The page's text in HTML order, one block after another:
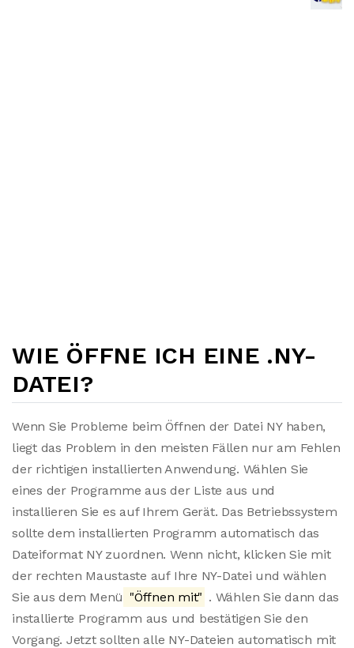
WIE ÖFFNE ICH EINE .NY-
DATEI?
Wenn Sie Probleme beim Öffnen der Datei NY haben,
liegt das Problem in den meisten Fällen nur am Fehlen
der richtigen installierten Anwendung. Wählen Sie
eines der Programme aus der Liste aus und
installieren Sie es auf Ihrem Gerät. Das Betriebssystem
sollte dem installierten Programm automatisch das
Dateiformat NY zuordnen. Wenn nicht, klicken Sie mit
der rechten Maustaste auf Ihre NY-Datei und wählen
Sie aus dem Menü "Öffnen mit" . Wählen Sie dann das
installierte Programm aus und bestätigen Sie den
Vorgang. Jetzt sollten alle NY-Dateien automatisch mit